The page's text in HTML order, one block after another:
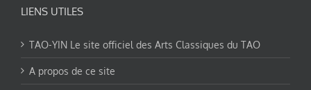
LIENS UTILES
TAO-YIN Le site officiel des Arts Classiques du TAO
A propos de ce site